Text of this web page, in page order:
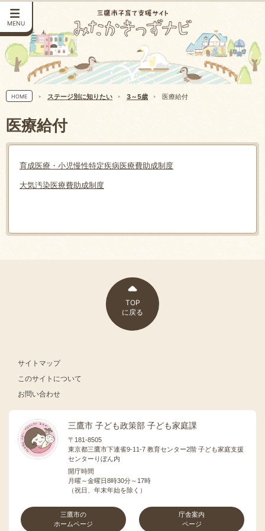
MENU
HOME ステージ別に知りたい 3～5歳 医療給付
医療給付
育成医療・小児慢性特定疾病医療費助成制度
大気汚染医療費助成制度
TOP
に戻る
サイトマップ
このサイトについて
お問い合わせ
三鷹市 子ども政策部 子ども家庭課
〒181-8505
東京都三鷹市下連雀9-11-7 教育センター2階 子ども家庭支援
センターりぼん内
開庁時間
月曜～金曜日8時30分～17時
（祝日、年末年始を除く）
三鷹市の
ホームページ
庁舎案内
ページ